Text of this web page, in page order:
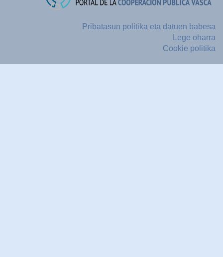
Pribatasun politika eta datuen babesa
Lege oharra
Cookie politika